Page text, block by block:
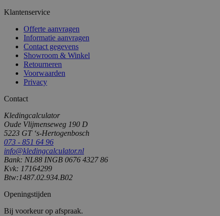
Klantenservice
Offerte aanvragen
Informatie aanvragen
Contact gegevens
Showroom & Winkel
Retourneren
Voorwaarden
Privacy
Contact
Kledingcalculator
Oude Vlijmenseweg 190 D
5223 GT ‘s-Hertogenbosch
073 - 851 64 96
info@kledingcalculator.nl
Bank: NL88 INGB 0676 4327 86
Kvk: 17164299
Btw:1487.02.934.B02
Openingstijden
Bij voorkeur op afspraak.